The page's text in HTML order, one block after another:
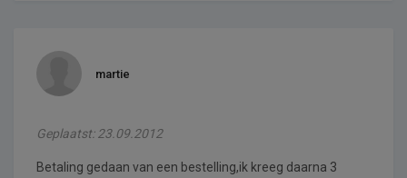
martie
Geplaatst: 23.09.2012
Betaling gedaan van een bestelling,ik kreeg daarna 3